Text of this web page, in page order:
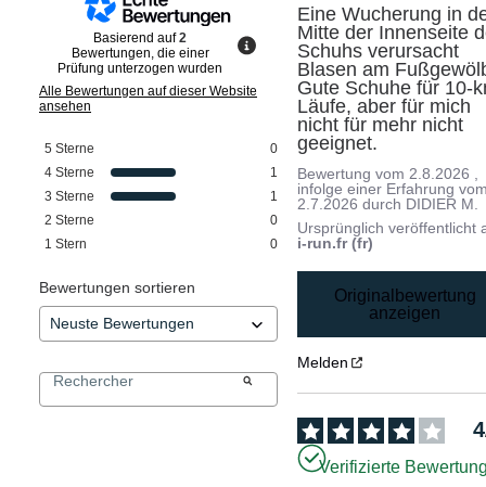
Basierend auf2
Bewertungen, die einer
Prüfung unterzogen wurden
Alle Bewertungen auf dieser Website
ansehen
5 Sterne
0
4 Sterne
1
3 Sterne
1
2 Sterne
0
1 Stern 0
Bewertungen sortieren
Eine Wucherung in
Mitte der Innenseite
Schuhs verursacht
Blasen am
Gute Schuhe für 10-
Läufe, aber für mich
nicht für mehr nicht
geeignet.
Bewertung vom 2.8.2026
infolge einer Erfahrung
2.7.2026 durch DIDIER M.
Ursprünglich veröffentlicht
i-run.fr (fr)
Originalbewertung
anzeigen
Melden
4
Verifizierte